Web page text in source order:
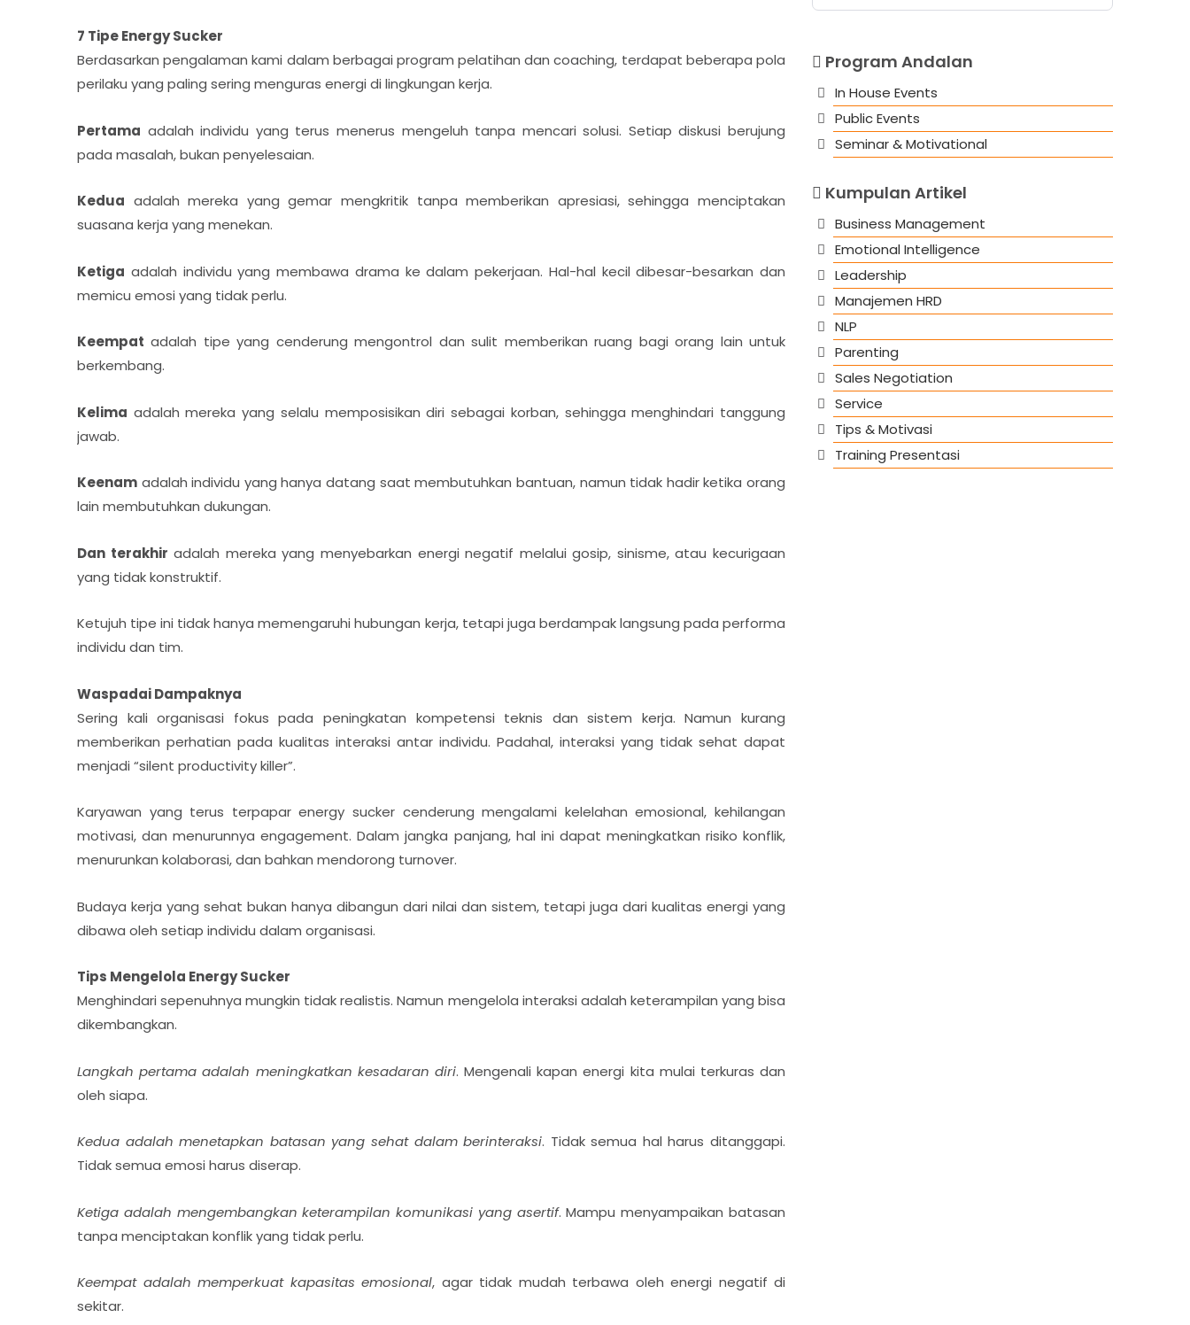
7 Tipe Energy Sucker
Berdasarkan pengalaman kami dalam berbagai program pelatihan dan coaching, terdapat beberapa pola
perilaku yang paling sering menguras energi di lingkungan kerja.
Pertama adalah individu yang terus menerus mengeluh tanpa mencari solusi. Setiap diskusi berujung
pada masalah, bukan penyelesaian.
Kedua adalah mereka yang gemar mengkritik tanpa memberikan apresiasi, sehingga menciptakan
suasana kerja yang menekan.
Ketiga adalah individu yang membawa drama ke dalam pekerjaan. Hal-hal kecil dibesar-besarkan dan
memicu emosi yang tidak perlu.
Keempat adalah tipe yang cenderung mengontrol dan sulit memberikan ruang bagi orang lain untuk
berkembang.
Kelima adalah mereka yang selalu memposisikan diri sebagai korban, sehingga menghindari tanggung
jawab.
Keenam adalah individu yang hanya datang saat membutuhkan bantuan, namun tidak hadir ketika orang
lain membutuhkan dukungan.
Dan terakhir adalah mereka yang menyebarkan energi negatif melalui gosip, sinisme, atau kecurigaan
yang tidak konstruktif.
Ketujuh tipe ini tidak hanya memengaruhi hubungan kerja, tetapi juga berdampak langsung pada performa
individu dan tim.
Waspadai Dampaknya
Sering kali organisasi fokus pada peningkatan kompetensi teknis dan sistem kerja. Namun kurang
memberikan perhatian pada kualitas interaksi antar individu. Padahal, interaksi yang tidak sehat dapat
menjadi “silent productivity killer”.
Karyawan yang terus terpapar energy sucker cenderung mengalami kelelahan emosional, kehilangan
motivasi, dan menurunnya engagement. Dalam jangka panjang, hal ini dapat meningkatkan risiko konflik,
menurunkan kolaborasi, dan bahkan mendorong turnover.
Budaya kerja yang sehat bukan hanya dibangun dari nilai dan sistem, tetapi juga dari kualitas energi yang
dibawa oleh setiap individu dalam organisasi.
Tips Mengelola Energy Sucker
Menghindari sepenuhnya mungkin tidak realistis. Namun mengelola interaksi adalah keterampilan yang bisa
dikembangkan.
Langkah pertama adalah meningkatkan kesadaran diri. Mengenali kapan energi kita mulai terkuras dan
oleh siapa.
Kedua adalah menetapkan batasan yang sehat dalam berinteraksi. Tidak semua hal harus ditanggapi.
Tidak semua emosi harus diserap.
Ketiga adalah mengembangkan keterampilan komunikasi yang asertif. Mampu menyampaikan batasan
tanpa menciptakan konflik yang tidak perlu.
Keempat adalah memperkuat kapasitas emosional, agar tidak mudah terbawa oleh energi negatif di
sekitar.
Program Andalan
In House Events
Public Events
Seminar & Motivational
Kumpulan Artikel
Business Management
Emotional Intelligence
Leadership
Manajemen HRD
NLP
Parenting
Sales Negotiation
Service
Tips & Motivasi
Training Presentasi